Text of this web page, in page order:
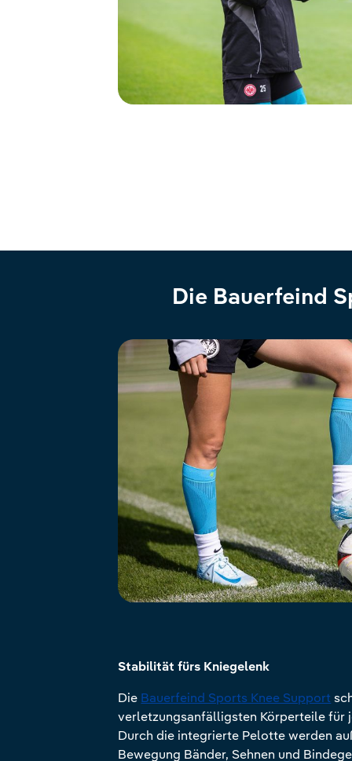
Die Bauerfeind
Stabilität fürs Kniegelenk
Die Bauerfeind Sports Knee Support
verletzungsanfälligsten Körperteile für
Durch die integrierte Pelotte werden
Bewegung Bänder, Sehnen und